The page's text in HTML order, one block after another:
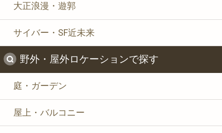
大正浪漫・遊郭
サイバー・SF近未来
野外・屋外ロケーションで探す
庭・ガーデン
屋上・バルコニー